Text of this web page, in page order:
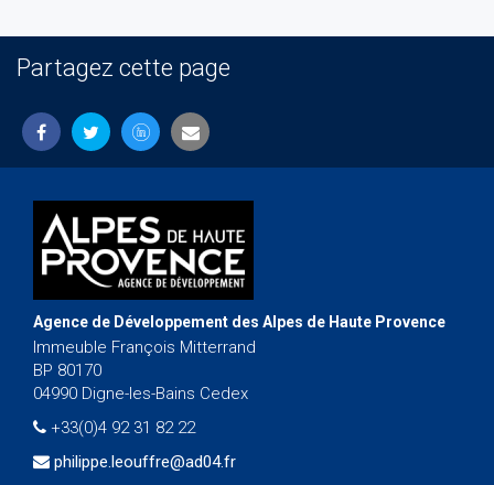
Partagez cette page
Agence de Développement des Alpes de Haute Provence
Immeuble François Mitterrand
BP 80170
04990 Digne-les-Bains Cedex
+33(0)4 92 31 82 22
philippe.leouffre@ad04.fr